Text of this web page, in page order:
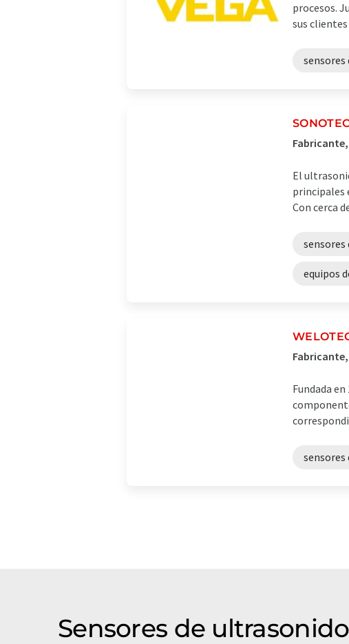
procesos.
sus
El
principales
Con cerca
equipos
Fundada
Sensores de